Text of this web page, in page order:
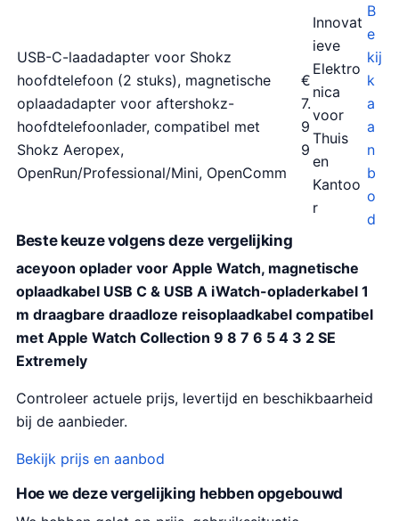
USB-C-laadadapter voor Shokz
hoofdtelefoon (2 stuks), magnetische
oplaadadapter voor aftershokz-
hoofdtelefoonlader, compatibel met
Shokz Aeropex,
OpenRun/Professional/Mini, OpenComm
€
7.
9
9
Innovat
ieve
Elektro
nica
voor
Thuis
en
Kantoo
r
B
e
kij
k
a
a
n
b
o
d
Beste keuze volgens deze vergelijking
aceyoon oplader voor Apple Watch, magnetische
oplaadkabel USB C & USB A iWatch-opladerkabel 1
m draagbare draadloze reisoplaadkabel compatibel
met Apple Watch Collection 9 8 7 6 5 4 3 2 SE
Extremely
Controleer actuele prijs, levertijd en beschikbaarheid
bij de aanbieder.
Bekijk prijs en aanbod
Hoe we deze vergelijking hebben opgebouwd